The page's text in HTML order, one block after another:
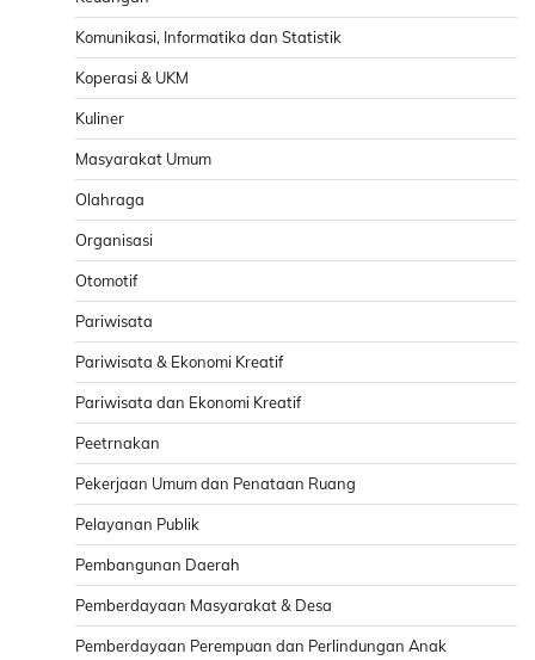
Komunikasi, Informatika dan Statistik
Koperasi & UKM
Kuliner
Masyarakat Umum
Olahraga
Organisasi
Otomotif
Pariwisata
Pariwisata & Ekonomi Kreatif
Pariwisata dan Ekonomi Kreatif
Peetrnakan
Pekerjaan Umum dan Penataan Ruang
Pelayanan Publik
Pembangunan Daerah
Pemberdayaan Masyarakat & Desa
Pemberdayaan Perempuan dan Perlindungan Anak